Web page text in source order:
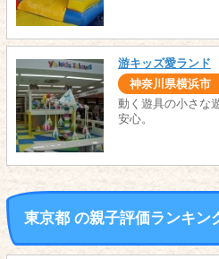
游キッズ愛ランド
神奈川県横浜市
動く遊具の小さな
安心。
東京都 の親子評価ランキン